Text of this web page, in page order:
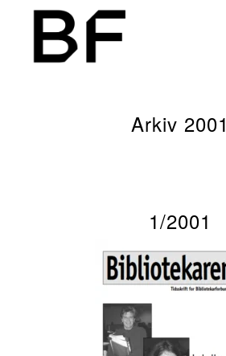
Arkiv 2001
1/2001